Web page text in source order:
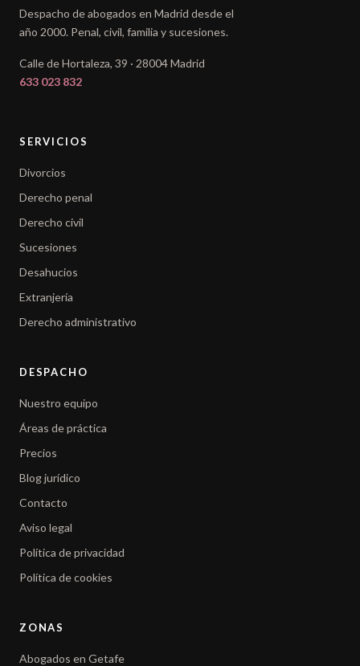
Despacho de abogados en Madrid desde el
año 2000. Penal, civil, familia y sucesiones.
Calle de Hortaleza, 39 · 28004 Madrid
633 023 832
SERVICIOS
Divorcios
Derecho penal
Derecho civil
Sucesiones
Desahucios
Extranjería
Derecho administrativo
DESPACHO
Nuestro equipo
Áreas de práctica
Precios
Blog jurídico
Contacto
Aviso legal
Política de privacidad
Política de cookies
ZONAS
Abogados en Getafe